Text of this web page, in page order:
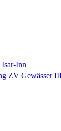
Inn
ZV Gewässer